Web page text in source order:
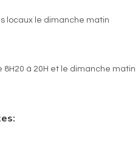
locaux le dimanche matin
8H20 à 20H et le dimanche matin